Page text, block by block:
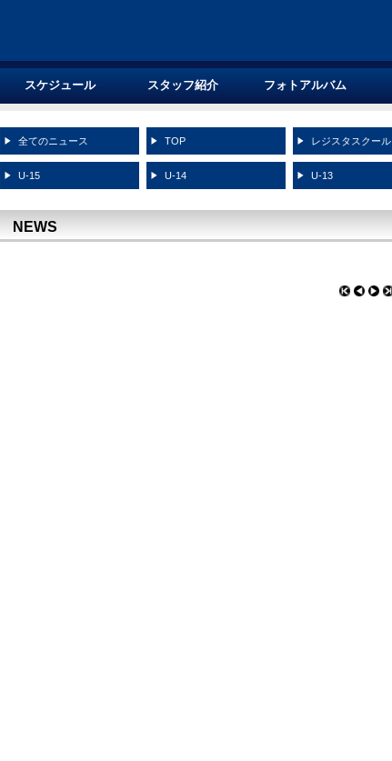
スケジュール スタッフ紹介 フォトアルバム
全てのニュース TOP レジスタスクール
U-15 U-14 U-13
NEWS